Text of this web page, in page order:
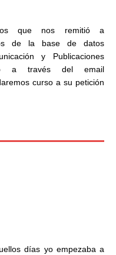
que nos remitió a
de la base de datos
y Publicaciones
a través del email
curso a su petición
días yo empezaba a